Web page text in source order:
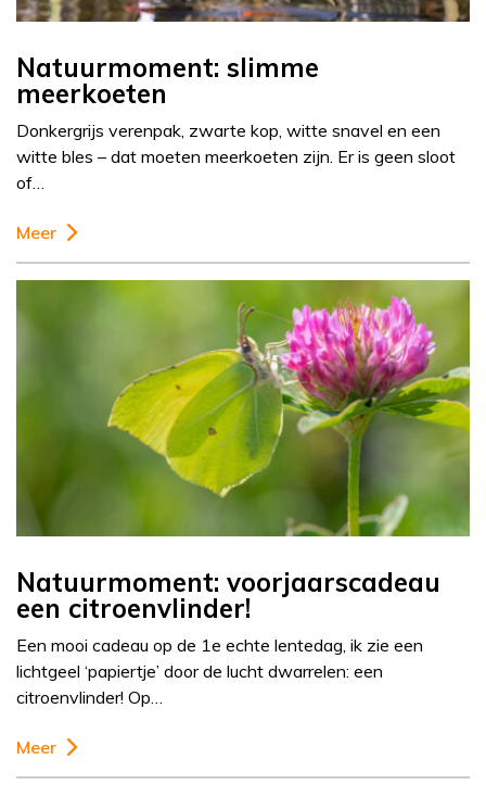
Natuurmoment: slimme
meerkoeten
Donkergrijs verenpak, zwarte kop, witte snavel en een
witte bles – dat moeten meerkoeten zijn. Er is geen sloot
of…
Meer
Natuurmoment: voorjaarscadeau
een citroenvlinder!
Een mooi cadeau op de 1e echte lentedag, ik zie een
lichtgeel ‘papiertje’ door de lucht dwarrelen: een
citroenvlinder! Op…
Meer